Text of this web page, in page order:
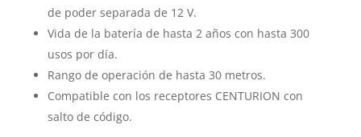
de poder separada de 12 V.
Vida de la batería de hasta 2 años con hasta 300
usos por día.
Rango de operación de hasta 30 metros.
Compatible con los receptores CENTURION con
salto de código.